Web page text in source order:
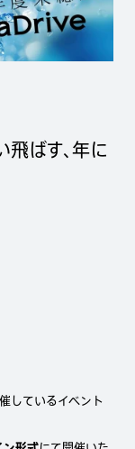
ばす、年に
しているイベント